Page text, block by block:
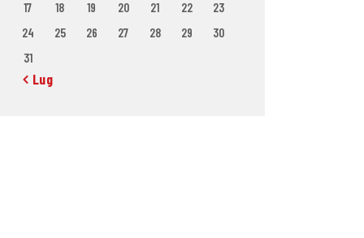
17
18 19 20 21 22
23
24
25 26 27 28 29
30
31
« Lug